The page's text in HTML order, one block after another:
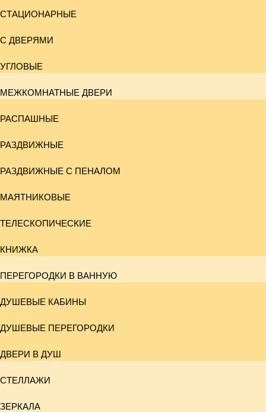
СТАЦИОНАРНЫЕ
С ДВЕРЯМИ
УГЛОВЫЕ
МЕЖКОМНАТНЫЕ ДВЕРИ
РАСПАШНЫЕ
РАЗДВИЖНЫЕ
РАЗДВИЖНЫЕ С ПЕНАЛОМ
МАЯТНИКОВЫЕ
ТЕЛЕСКОПИЧЕСКИЕ
КНИЖКА
ПЕРЕГОРОДКИ В ВАННУЮ
ДУШЕВЫЕ КАБИНЫ
ДУШЕВЫЕ ПЕРЕГОРОДКИ
ДВЕРИ В ДУШ
СТЕЛЛАЖИ
ЗЕРКАЛА